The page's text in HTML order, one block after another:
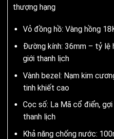
thượng hạng
Vỏ đồng hồ: Vàng hồng
Đường kính: 36mm – tỷ lệ
giới thanh lịch
Vành bezel: Nạm kim
tinh khiết cao
Cọc số: La Mã cổ điển,
thanh lịch
Khả năng chống nước: